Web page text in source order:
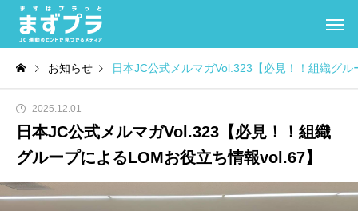
お知らせ 日本JC公式メルマガVol.323【必見！！組織グ
2025.12.01
日本JC公式メルマガVol.323【必見！！組織
グループによるLOMお役立ち情報vol.67】